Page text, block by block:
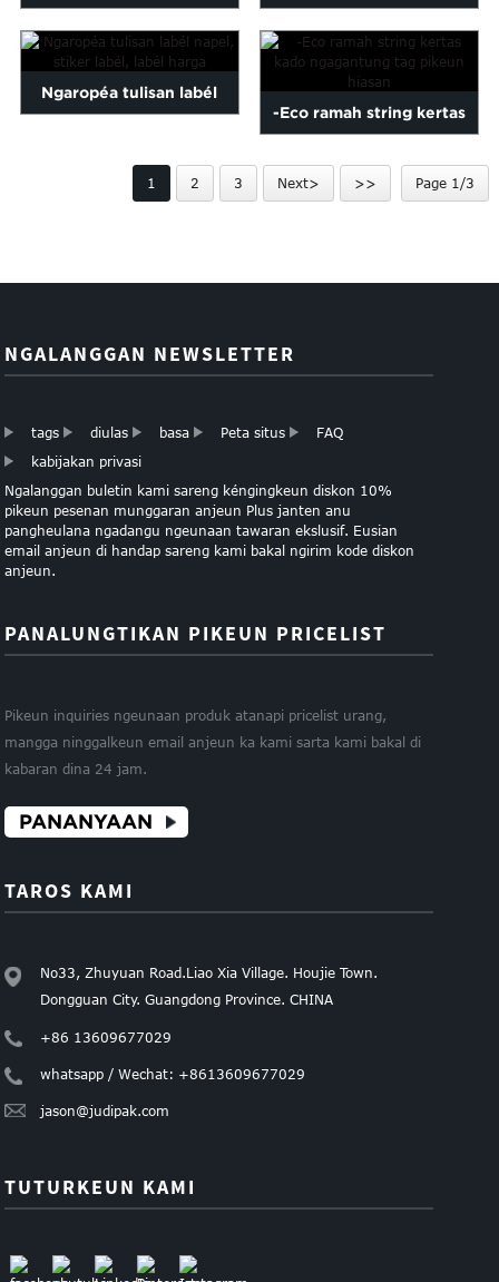
Zulu
Self napel matte L ... gulungan
Ngaropéa tulisan labél
-Eco ramah string kertas
pikeun Dec ...
1 2 3 Next> >> Page 1/3
NGALANGGAN NEWSLETTER
tags diulas basa Peta situs
FAQ
kabijakan privasi
Ngalanggan buletin kami sareng kéngingkeun diskon 10%
pikeun pesenan munggaran anjeun Plus janten anu
pangheulana ngadangu ngeunaan tawaran ekslusif. Eusian
email anjeun di handap sareng kami bakal ngirim kode diskon
anjeun.
PANALUNGTIKAN PIKEUN PRICELIST
Pikeun inquiries ngeunaan produk atanapi pricelist urang,
mangga ninggalkeun email anjeun ka kami sarta kami bakal di
kabaran dina 24 jam.
PANANYAAN
TAROS KAMI
No33, Zhuyuan Road.Liao Xia Village. Houjie Town.
Dongguan City. Guangdong Province. CHINA
+86 13609677029
whatsapp / Wechat: +8613609677029
jason@judipak.com
TUTURKEUN KAMI